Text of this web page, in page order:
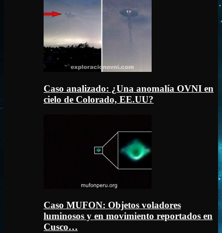
Caso analizado: ¿Una anomalía OVNI en
cielo de Colorado, EE.UU?
Caso MUFON: Objetos voladores
luminosos y en movimiento reportados en
Cusco…